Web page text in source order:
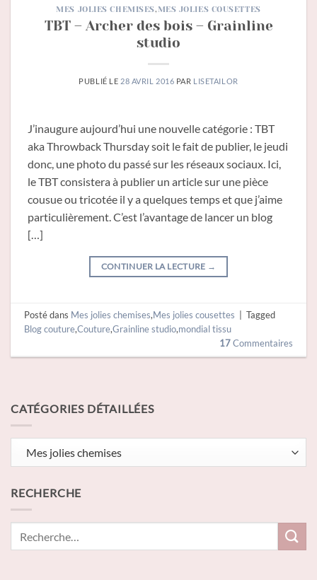
MES JOLIES CHEMISES,MES JOLIES COUSETTES
TBT – Archer des bois – Grainline
studio
PUBLIÉ LE 28 AVRIL 2016 PAR LISETAILOR
J’inaugure aujourd’hui une nouvelle catégorie : TBT
aka Throwback Thursday soit le fait de publier, le jeudi
donc, une photo du passé sur les réseaux sociaux. Ici,
le TBT consistera à publier un article sur une pièce
cousue ou tricotée il y a quelques temps et que j’aime
particulièrement. C’est l’avantage de lancer un blog
[…]
CONTINUER LA LECTURE →
Posté dans Mes jolies chemises,Mes jolies cousettes
Tagged
Blog couture,Couture,Grainline studio,mondial tissu
17Commentaires
CATÉGORIES DÉTAILLÉES
détaillées
RECHERCHE